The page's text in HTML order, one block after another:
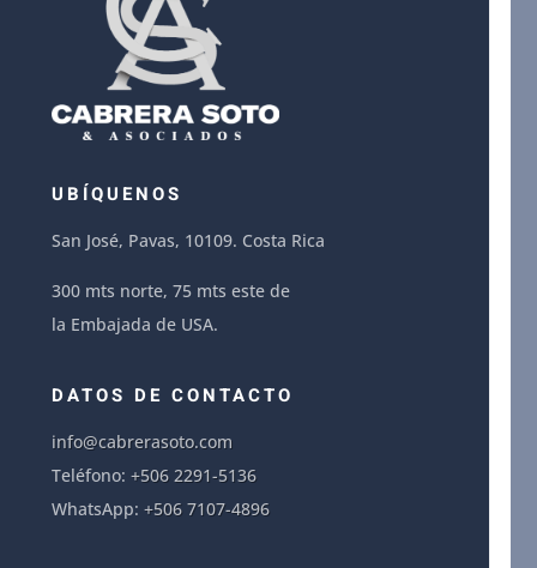
UBÍQUENOS
San José, Pavas, 10109. Costa Rica
300 mts norte, 75 mts este de
la Embajada de USA.
DATOS DE CONTACTO
info@cabrerasoto.com
Teléfono: +506 2291-5136
WhatsApp: +506 7107-4896